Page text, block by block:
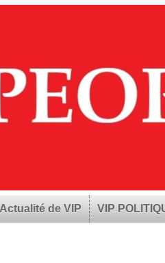
Actualité de VIP VIP